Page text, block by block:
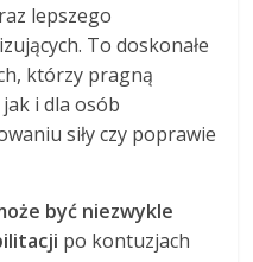
lepszego
To doskonałe
którzy pragną
i dla osób
siły czy poprawie
być niezwykle
po kontuzjach